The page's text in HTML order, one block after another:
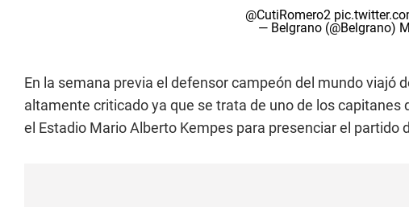
@CutiRomero2
— Belgrano (@Belgrano)
En la semana previa el defensor campeón del mundo viajó
altamente criticado ya que se trata de uno de los capitanes
el Estadio Mario Alberto Kempes para presenciar el partido